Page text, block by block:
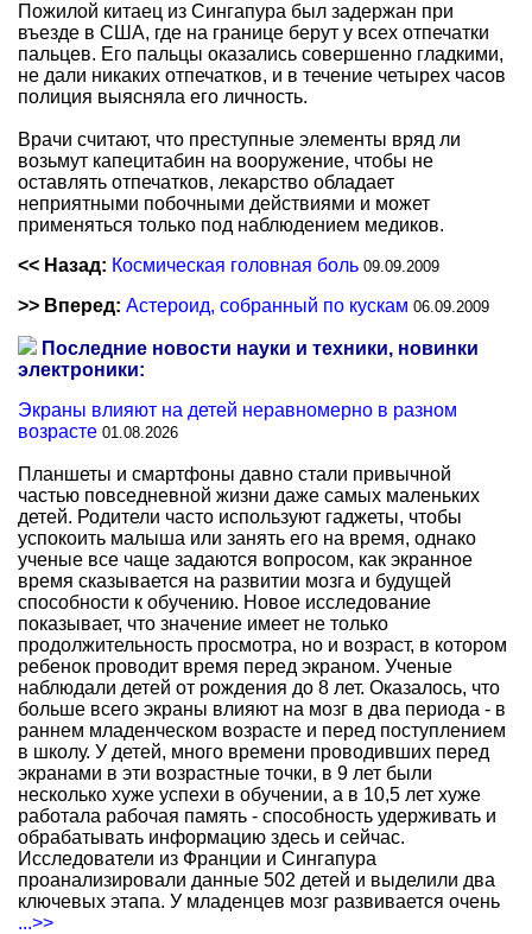
Пожилой китаец из Сингапура был задержан при
въезде в США, где на границе берут у всех отпечатки
пальцев. Его пальцы оказались совершенно гладкими,
не дали никаких отпечатков, и в течение четырех часов
полиция выясняла его личность.
Врачи считают, что преступные элементы вряд ли
возьмут капецитабин на вооружение, чтобы не
оставлять отпечатков, лекарство обладает
неприятными побочными действиями и может
применяться только под наблюдением медиков.
<< Назад: Космическая головная боль 09.09.2009
>> Вперед: Астероид, собранный по кускам 06.09.2009
Последние новости науки и техники, новинки
электроники:
Экраны влияют на детей неравномерно в разном
возрасте 01.08.2026
Планшеты и смартфоны давно стали привычной
частью повседневной жизни даже самых маленьких
детей. Родители часто используют гаджеты, чтобы
успокоить малыша или занять его на время, однако
ученые все чаще задаются вопросом, как экранное
время сказывается на развитии мозга и будущей
способности к обучению. Новое исследование
показывает, что значение имеет не только
продолжительность просмотра, но и возраст, в котором
ребенок проводит время перед экраном. Ученые
наблюдали детей от рождения до 8 лет. Оказалось, что
больше всего экраны влияют на мозг в два периода - в
раннем младенческом возрасте и перед поступлением
в школу. У детей, много времени проводивших перед
экранами в эти возрастные точки, в 9 лет были
несколько хуже успехи в обучении, а в 10,5 лет хуже
работала рабочая память - способность удерживать и
обрабатывать информацию здесь и сейчас.
Исследователи из Франции и Сингапура
проанализировали данные 502 детей и выделили два
ключевых этапа. У младенцев мозг развивается очень
...>>